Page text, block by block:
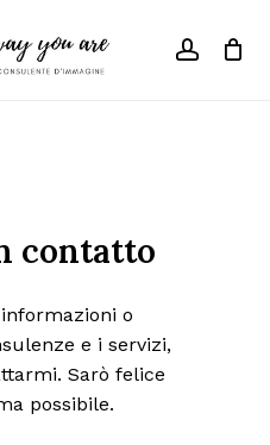
contatto
o
e i servizi,
Sarò felice
possibile.